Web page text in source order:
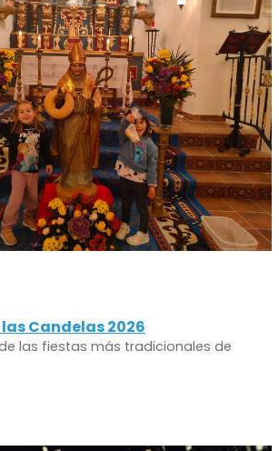
Candelas 2026
las fiestas más tradicionales de